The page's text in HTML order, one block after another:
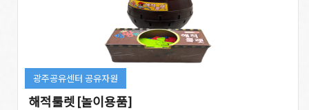
광주공유센터 공유자원
해적룰렛 [놀이용품]